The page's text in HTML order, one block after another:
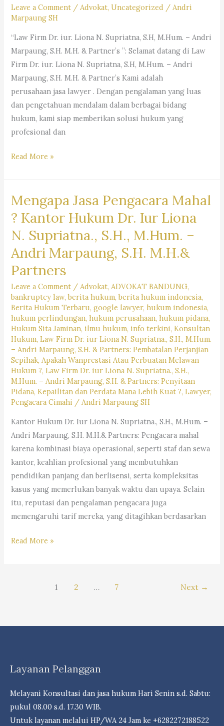
Leave a Comment /Advokat,Uncategorized /Andri
Marpaung SH
“Law Firm Dr. iur. Liona N. Supriatna, S.H, M.Hum. – Andri
Marpaung, S.H. M.H. & Partner’s ”: Selamat datang di Law
Firm Dr. iur. Liona N. Supriatna, S.H, M.Hum. – Andri
Marpaung, S.H. M.H. & Partner’s Kami adalah
perusahaan jasa lawyer . Dengan pengalaman yang luas
dan pengetahuan mendalam dalam berbagai bidang
hukum, kami siap memberikan solusi hukum yang
profesional dan
#rekomendasipengacaraperusahaan,
#pencarianlawyer,
#pencarianadvokat,
#sarankantorhukum,
#saranpengacaraterbaikdibandung,
#pencariankuasahukum,
#pencarianbantuanhukum,
#pencarianjasapengacara,
#pencarianlembagabantuanhukum,
#pencarianlayananhukum,
#kotabandung,#pengacaralagiviral,
#trendingpengacara,
#pengacarahariini,
#kabupatenbandung,
#kotacimahi,
#kabupatenbandungbarat,
#rekomendasipengacaradijabar,
#kantorhukumterbaikdibandung,
#saranjasahukum,
#mencaripengacara,
#lagibutuhjasapengacara,
Read More »
Mengapa Jasa Pengacara Mahal
? Kantor Hukum Dr. Iur Liona
N. Supriatna., S.H., M.Hum. –
Andri Marpaung, S.H. M.H.&
Partners
Leave a Comment /Advokat,ADVOKAT BANDUNG,
bankruptcy law,berita hukum,berita hukum indonesia,
Berita Hukum Terbaru,google lawyer,hukum indonesia,
hukum perlindungan,hukum perusahaan,hukum pidana,
Hukum Sita Jaminan, ilmu hukum, info terkini,Konsultan
Hukum,Law Firm Dr. iur Liona N. Supriatna., S.H., M.Hum.
– Andri Marpaung, S.H. & Partners: Pembatalan Perjanjian
Sepihak, Apakah Wanprestasi Atau Perbuatan Melawan
Hukum ?,Law Firm Dr. iur Liona N. Supriatna., S.H.,
M.Hum. – Andri Marpaung, S.H. & Partners: Penyitaan
Pidana, Kepailitan dan Perdata Mana Lebih Kuat ?,Lawyer,
Pengacara Cimahi /Andri Marpaung SH
Kantor Hukum Dr. Iur Liona N. Supriatna., S.H., M.Hum. –
Andri Marpaung, S.H. M.H.& Partners: Pengacara mahal
karena kombinasi biaya operasional, seperti staf dan sewa
kantor, keahlian profesional yang membutuhkan
pendidikan panjang dan berlisensi, serta kompleksitas
kasus yang memerlukan banyak waktu dan upaya. Selain
itu, reputasi dan pengalaman pengacara juga
memengaruhi tarif mereka, yang ditagihkan berdasarkan
Mengapa
N.
Supriatna.,
S.H.,
M.Hum.
Read More »
1 2 … 7 Next →
Layanan Pelanggan
Melayani Konsultasi dan jasa hukum Hari Senin s.d. Sabtu:
pukul 08.00 s.d. 17.30 WIB.
Untuk layanan melalui HP/WA 24 Jam ke +6282272188522